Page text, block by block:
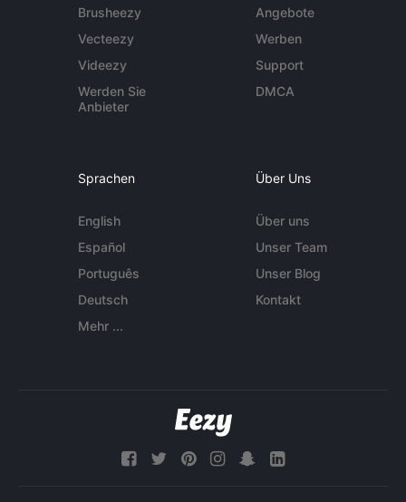
Brusheezy
Vecteezy
Videezy
Werden Sie
Anbieter
Angebote
Werben
Support
DMCA
Sprachen
English
Español
Português
Deutsch
Mehr ...
Über Uns
Über uns
Unser Team
Unser Blog
Kontakt